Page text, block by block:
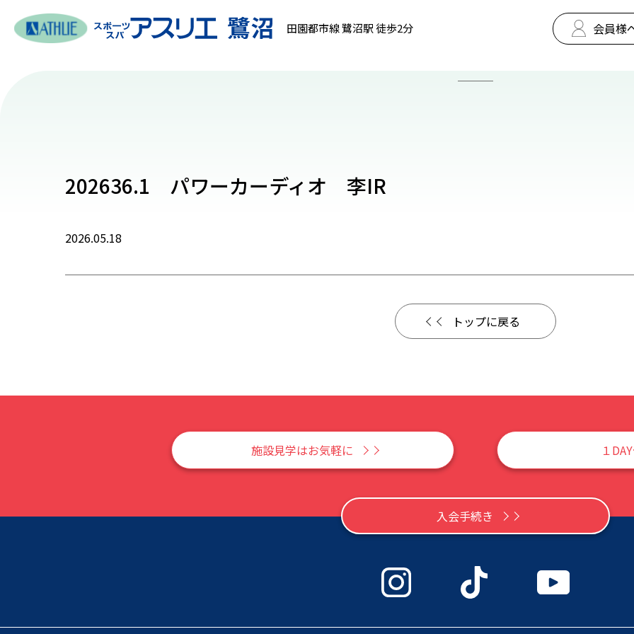
田園都市線 鷺沼駅 徒歩2分 会員様
202636.1 パワーカーディオ 李IR
2026.05.18
トップに戻る
施設見学はお気軽に １
入会手続き